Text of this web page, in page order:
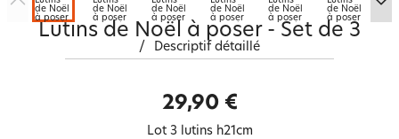
Lutins de Noël à poser - Set de 3
/ Descriptif détaillé
29,90 €
Lot 3 lutins h21cm